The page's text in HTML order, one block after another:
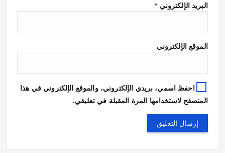
البريد الإلكتروني *
الموقع الإلكتروني
احفظ اسمي، بريدي الإلكتروني، والموقع الإلكتروني في هذا
المتصفح لاستخدامها المرة المقبلة في تعليقي.